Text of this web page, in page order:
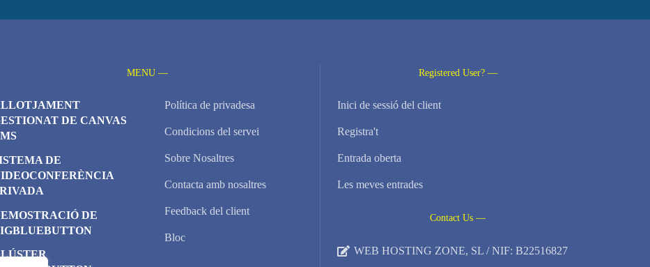
MENU —
DE CANVAS
DE
DE
Política de privadesa
Condicions del servei
Sobre Nosaltres
Contacta amb nosaltres
Feedback del client
Bloc
Registered User? —
Inici de sessió del client
Registra't
Entrada oberta
Les meves entrades
Contact Us —
WEB HOSTING ZONE, SL / NIF: B22516827